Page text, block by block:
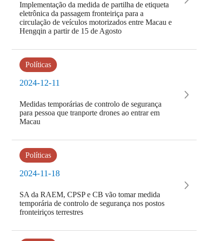
Implementação da medida de partilha de etiqueta
eletrônica da passagem fronteiriça para a
circulação de veículos motorizados entre Macau e
Hengqin a partir de 15 de Agosto
Políticas
2024-12-11
Medidas temporárias de controlo de segurança
para pessoa que tranporte drones ao entrar em
Macau
Políticas
2024-11-18
SA da RAEM, CPSP e CB vão tomar medida
temporária de controlo de segurança nos postos
fronteiriços terrestres